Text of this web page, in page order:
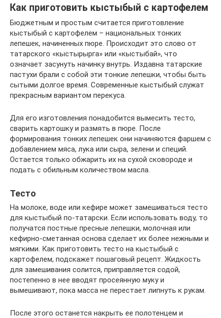
Как приготовить кыстыбый с картофелем
Бюджетным и простым считается приготовление
кыстыбый с картофелем – национальных тонких
лепешек, начиненных пюре. Происходит это слово от
татарского «кыстырырга» или «кыстыбай», что
означает засунуть начинку внутрь. Издавна татарские
пастухи брали с собой эти тонкие лепешки, чтобы быть
сытыми долгое время. Современные кыстыбый служат
прекрасным вариантом перекуса.
Для его изготовления понадобится вымесить тесто,
сварить картошку и размять в пюре. После
формирования тонких лепешек они начиняются фаршем с
добавлением мяса, лука или сыра, зелени и специй.
Остается только обжарить их на сухой сковороде и
подать с обильным количеством масла.
Тесто­
На молоке, воде или кефире может замешиваться тесто
для кыстыбый по-татарски. Если использовать воду, то
получатся постные пресные лепешки, молочная или
кефирно-сметанная основа сделает их более нежными и
мягкими. Как приготовить тесто на кыстыбый с
картофелем, подскажет пошаговый рецепт. Жидкость
для замешивания солится, приправляется содой,
постепенно в нее вводят просеянную муку и
вымешивают, пока масса не перестает липнуть к рукам.
После этого останется накрыть ее полотенцем и